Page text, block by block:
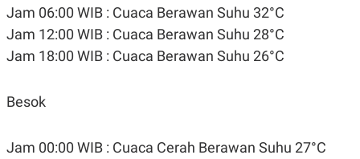
Jam 06:00 WIB : Cuaca Berawan Suhu 32°C
Jam 12:00 WIB : Cuaca Berawan Suhu 28°C
Jam 18:00 WIB : Cuaca Berawan Suhu 26°C
Besok
Jam 00:00 WIB : Cuaca Cerah Berawan Suhu 27°C